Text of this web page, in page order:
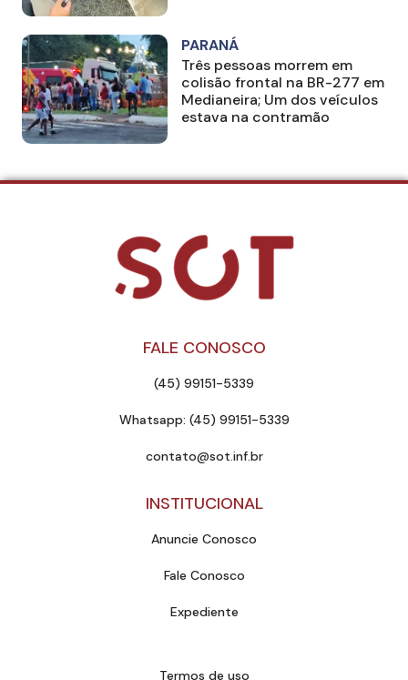
PARANÁ
Três pessoas morrem em
colisão frontal na BR-277 em
Medianeira; Um dos veículos
estava na contramão
FALE CONOSCO
(45) 99151-5339
Whatsapp: (45) 99151-5339
contato@sot.inf.br
INSTITUCIONAL
Anuncie Conosco
Fale Conosco
Expediente
Termos de uso